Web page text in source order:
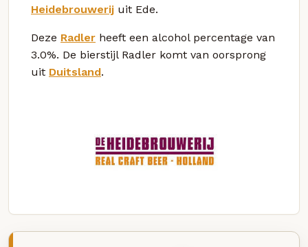
Heidebrouwerij uit Ede.
Deze Radler heeft een alcohol percentage van
3.0%. De bierstijl Radler komt van oorsprong
uit Duitsland.